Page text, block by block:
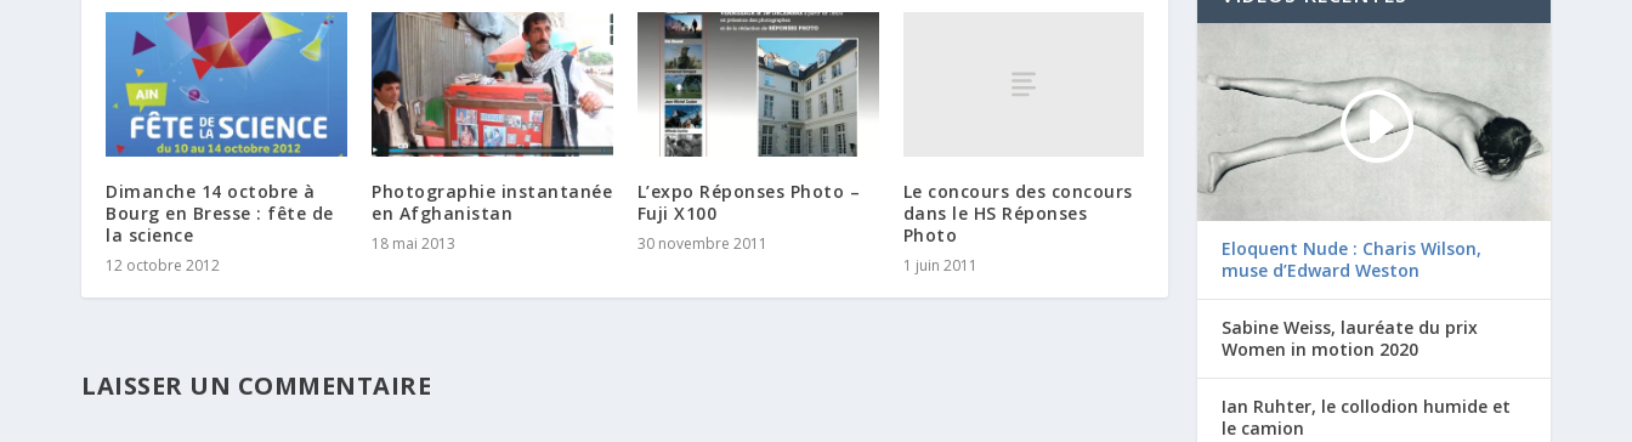
Dimanche 14 octobre à
Bourg en Bresse : fête de
la science
12 octobre 2012
Photographie instantanée
en Afghanistan
18 mai 2013
L’expo Réponses Photo –
Fuji X100
30 novembre 2011
Le concours des concours
dans le HS Réponses
Photo
1 juin 2011
LAISSER UN COMMENTAIRE
Eloquent Nude : Charis Wilson,
muse d’Edward Weston
Sabine Weiss, lauréate du prix
Women in motion 2020
Ian Ruhter, le collodion humide et
le camion